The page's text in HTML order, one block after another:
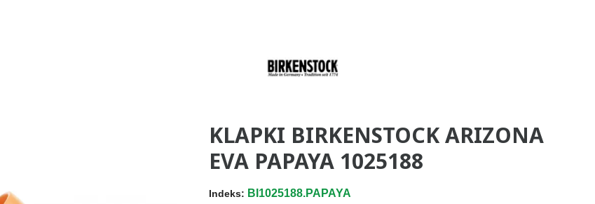
KLAPKI BIRKENSTOCK ARIZONA
EVA PAPAYA 1025188
Indeks: BI1025188.PAPAYA